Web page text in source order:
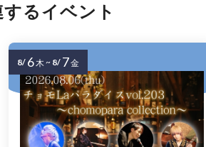
るイベント
8/ 6木~ 8/ 7金